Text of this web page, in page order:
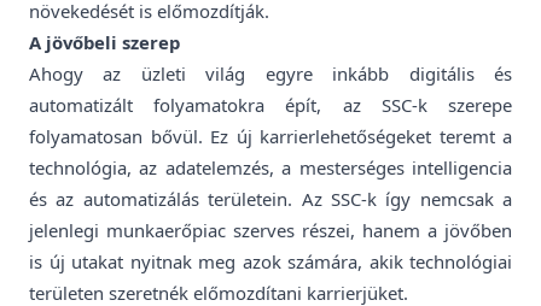
növekedését is előmozdítják.
A jövőbeli szerep
Ahogy az üzleti világ egyre inkább digitális és
automatizált folyamatokra épít, az SSC-k szerepe
folyamatosan bővül. Ez új karrierlehetőségeket teremt a
technológia, az adatelemzés, a mesterséges intelligencia
és az automatizálás területein. Az SSC-k így nemcsak a
jelenlegi munkaerőpiac szerves részei, hanem a jövőben
is új utakat nyitnak meg azok számára, akik technológiai
területen szeretnék előmozdítani karrierjüket.